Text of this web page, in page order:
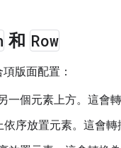
和 Row
版面配置：
一個元素上方。這會
依序放置元素。這會